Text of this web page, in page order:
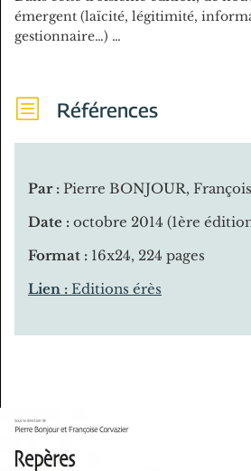
émergent (laïcité, légitimité,
gestionnaire…) …
b Références
Par : Pierre BONJOUR,
Date : octobre 2014 (1ère
Format : 16x24, 224 pages
Lien : Editions érès